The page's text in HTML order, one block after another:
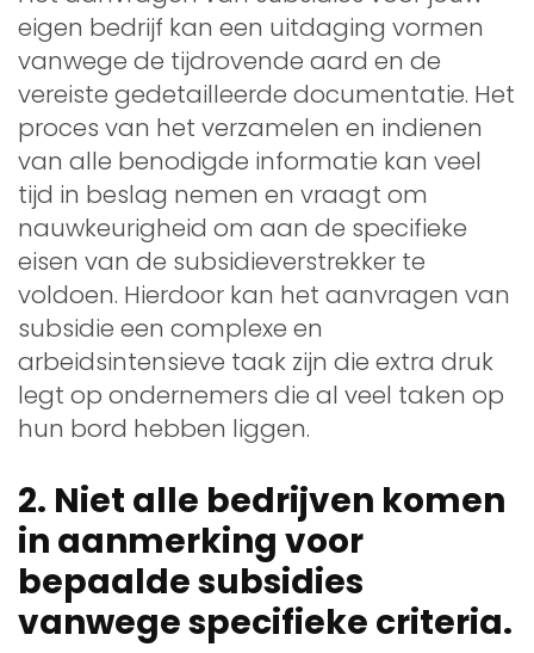
eigen bedrijf kan een uitdaging vormen
vanwege de tijdrovende aard en de
vereiste gedetailleerde documentatie. Het
proces van het verzamelen en indienen
van alle benodigde informatie kan veel
tijd in beslag nemen en vraagt om
nauwkeurigheid om aan de specifieke
eisen van de subsidieverstrekker te
voldoen. Hierdoor kan het aanvragen van
subsidie een complexe en
arbeidsintensieve taak zijn die extra druk
legt op ondernemers die al veel taken op
hun bord hebben liggen.
2. Niet alle bedrijven komen
in aanmerking voor
bepaalde subsidies
vanwege specifieke criteria.